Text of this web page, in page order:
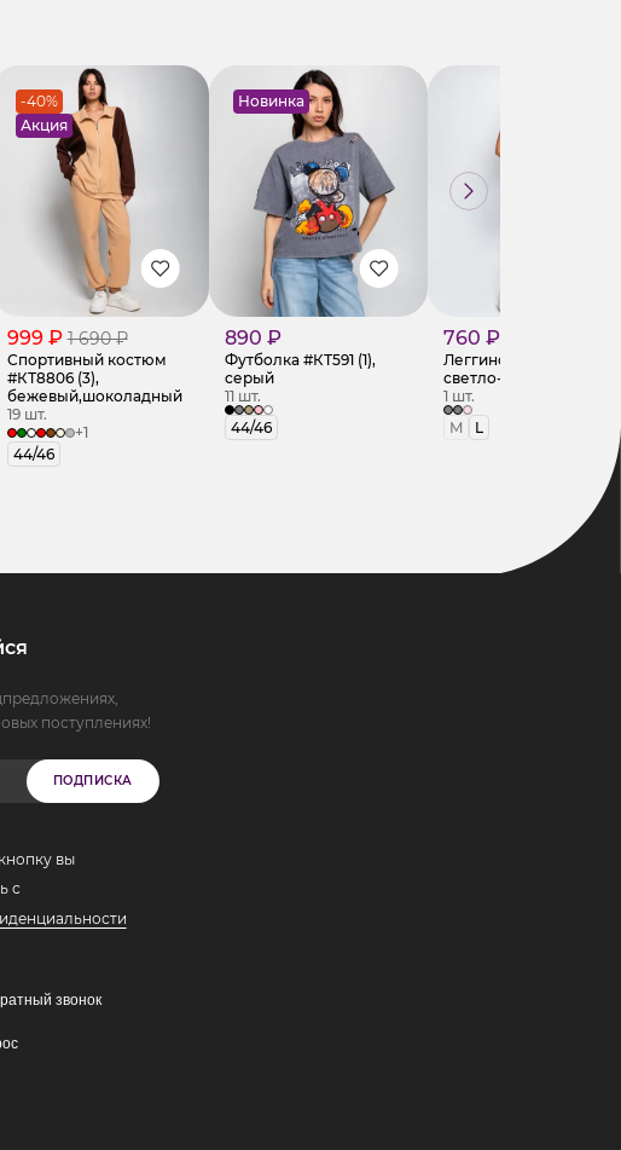
-40%
Акция
999 ₽ 1 690 ₽
Спортивный костюм
#КТ8806 (3),
бежевый,шоколадный
19 шт.
+1
44/46
Новинка
890 ₽
Футболка #КТ591 (1),
серый
11 шт.
44/46
760 ₽
Леггинсы #КТ5364,
светло-серый
1 шт.
M
L
поступлениях!
ПОДПИСКА
вы
с
звонок